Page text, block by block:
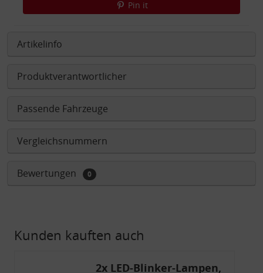
Pin it
Artikelinfo
Produktverantwortlicher
Passende Fahrzeuge
Vergleichsnummern
Bewertungen 0
Kunden kauften auch
2x LED-Blinker-Lampen,